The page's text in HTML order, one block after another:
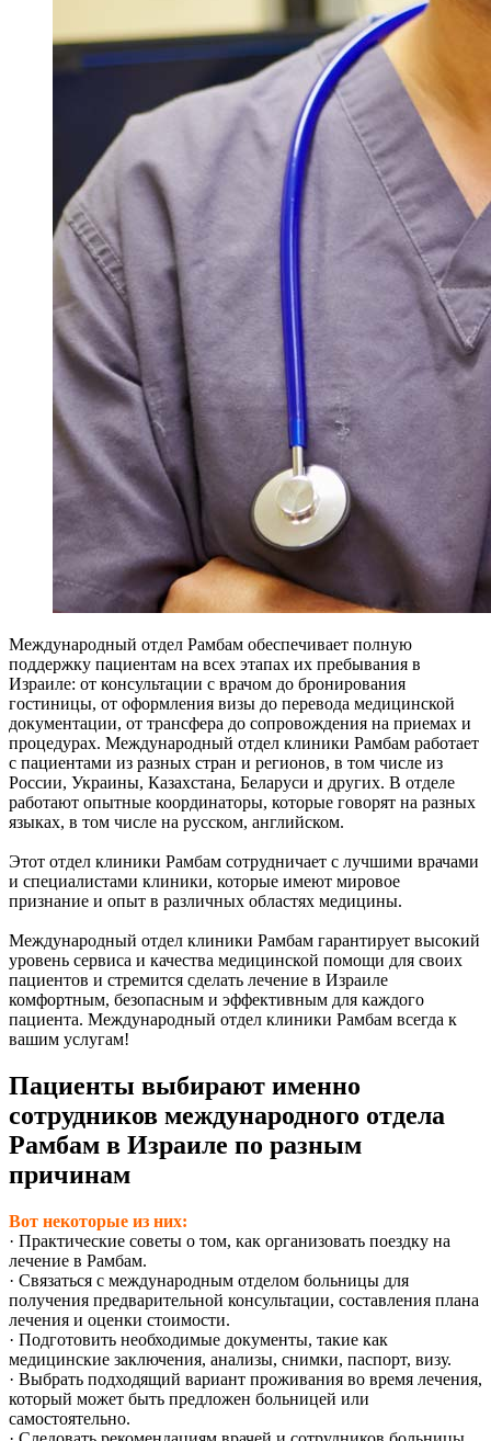
Международный отдел Рамбам обеспечивает полную
поддержку пациентам на всех этапах их пребывания в
Израиле: от консультации с врачом до бронирования
гостиницы, от оформления визы до перевода медицинской
документации, от трансфера до сопровождения на приемах и
процедурах. Международный отдел клиники Рамбам работает
с пациентами из разных стран и регионов, в том числе из
России, Украины, Казахстана, Беларуси и других. В отделе
работают опытные координаторы, которые говорят на разных
языках, в том числе на русском, английском.
Этот отдел клиники Рамбам сотрудничает с лучшими врачами
и специалистами клиники, которые имеют мировое
признание и опыт в различных областях медицины.
Международный отдел клиники Рамбам гарантирует высокий
уровень сервиса и качества медицинской помощи для своих
пациентов и стремится сделать лечение в Израиле
комфортным, безопасным и эффективным для каждого
пациента. Международный отдел клиники Рамбам всегда к
вашим услугам!
Пациенты выбирают именно
сотрудников международного отдела
Рамбам в Израиле по разным
причинам
Вот некоторые из них:
· Практические советы о том, как организовать поездку на
лечение в Рамбам.
· Связаться с международным отделом больницы для
получения предварительной консультации, составления плана
лечения и оценки стоимости.
· Подготовить необходимые документы, такие как
медицинские заключения, анализы, снимки, паспорт, визу.
· Выбрать подходящий вариант проживания во время лечения,
который может быть предложен больницей или
самостоятельно.